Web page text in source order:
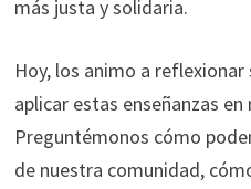
más justa y solidaria.
Hoy, los animo a
aplicar estas enseñanzas
Preguntémonos cómo
de nuestra comunidad,